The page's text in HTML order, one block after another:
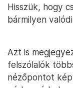
Hisszük, hogy
bármilyen
Azt is
felszólalók
nézőpontot